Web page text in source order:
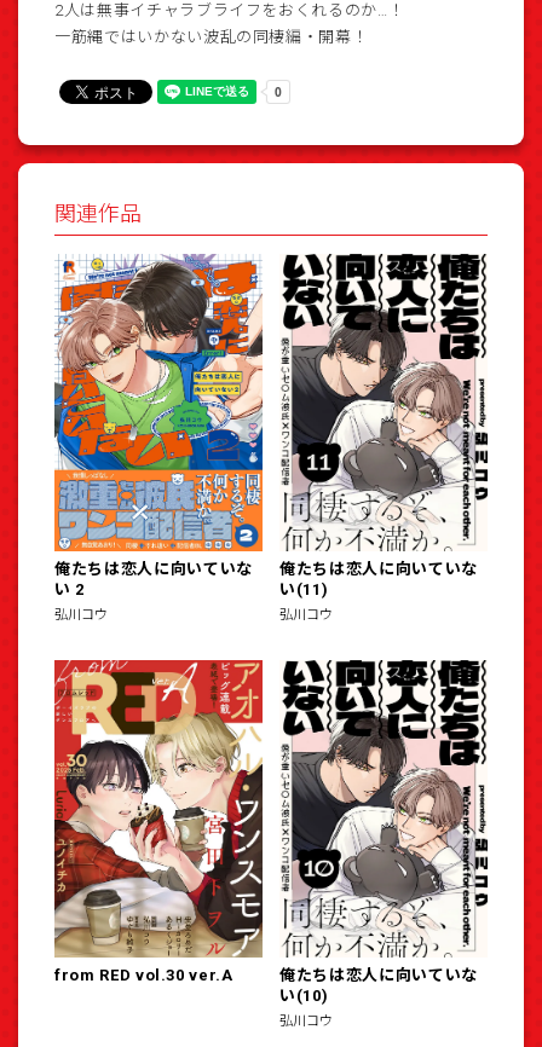
2人は無事イチャラブライフをおくれるのか…！
一筋縄ではいかない波乱の同棲編・開幕！
関連作品
俺たちは恋人に向いていな
い 2
弘川コウ
俺たちは恋人に向いていな
い(11)
弘川コウ
from RED vol.30 ver.A
俺たちは恋人に向いていな
い(10)
弘川コウ